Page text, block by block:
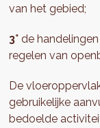
van het gebied;
3°de
regelen van
De
gebruikelijke
bedoelde